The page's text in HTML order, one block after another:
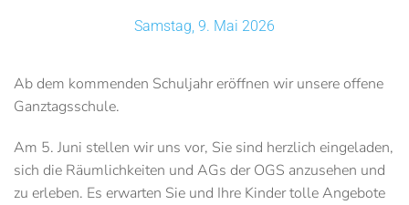
Samstag, 9. Mai 2026
Ab dem kommenden Schuljahr eröffnen wir unsere offene
Ganztagsschule.
Am 5. Juni stellen wir uns vor, Sie sind herzlich eingeladen,
sich die Räumlichkeiten und AGs der OGS anzusehen und
zu erleben. Es erwarten Sie und Ihre Kinder tolle Angebote